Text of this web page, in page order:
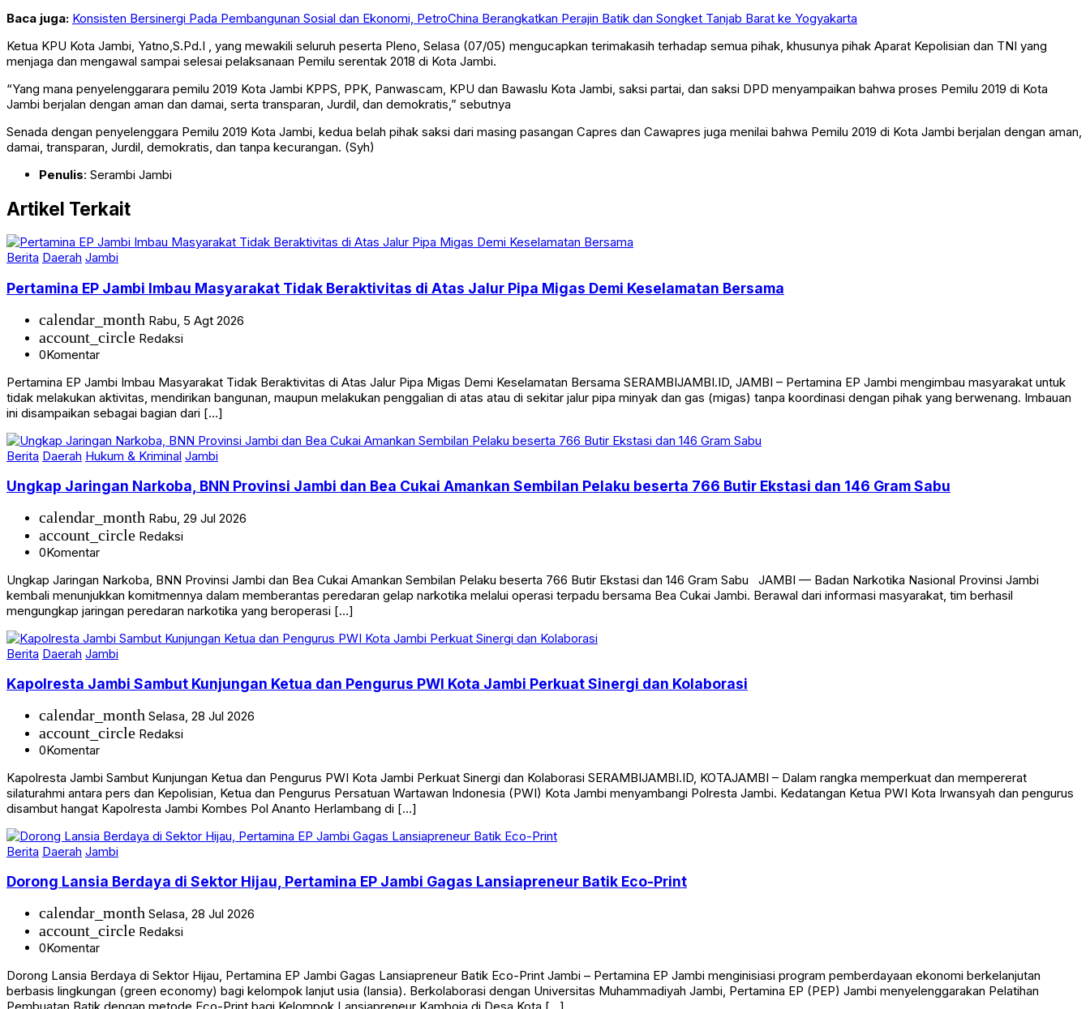
Baca juga: Konsisten Bersinergi Pada Pembangunan Sosial dan Ekonomi, PetroChina Berangkatkan Perajin Batik dan Songket Tanjab Barat ke Yogyakarta
Ketua KPU Kota Jambi, Yatno,S.Pd.I , yang mewakili seluruh peserta Pleno, Selasa (07/05) mengucapkan terimakasih terhadap semua pihak, khusunya pihak Aparat Kepolisian dan TNI yang
menjaga dan mengawal sampai selesai pelaksanaan Pemilu serentak 2018 di Kota Jambi.
“Yang mana penyelenggarara pemilu 2019 Kota Jambi KPPS, PPK, Panwascam, KPU dan Bawaslu Kota Jambi, saksi partai, dan saksi DPD menyampaikan bahwa proses Pemilu 2019 di Kota
Jambi berjalan dengan aman dan damai, serta transparan, Jurdil, dan demokratis,” sebutnya
Senada dengan penyelenggara Pemilu 2019 Kota Jambi, kedua belah pihak saksi dari masing pasangan Capres dan Cawapres juga menilai bahwa Pemilu 2019 di Kota Jambi berjalan dengan aman,
damai, transparan, Jurdil, demokratis, dan tanpa kecurangan. (Syh)
Penulis: Serambi Jambi
Artikel Terkait
Berita Daerah Jambi
Pertamina EP Jambi Imbau Masyarakat Tidak Beraktivitas di Atas Jalur Pipa Migas Demi Keselamatan Bersama
calendar_month Rabu, 5 Agt 2026
account_circle Redaksi
0Komentar
Pertamina EP Jambi Imbau Masyarakat Tidak Beraktivitas di Atas Jalur Pipa Migas Demi Keselamatan Bersama SERAMBIJAMBI.ID, JAMBI – Pertamina EP Jambi mengimbau masyarakat untuk
tidak melakukan aktivitas, mendirikan bangunan, maupun melakukan penggalian di atas atau di sekitar jalur pipa minyak dan gas (migas) tanpa koordinasi dengan pihak yang berwenang. Imbauan
ini disampaikan sebagai bagian dari […]
Berita Daerah Hukum & Kriminal Jambi
Ungkap Jaringan Narkoba, BNN Provinsi Jambi dan Bea Cukai Amankan Sembilan Pelaku beserta 766 Butir Ekstasi dan 146 Gram Sabu
calendar_month Rabu, 29 Jul 2026
account_circle Redaksi
0Komentar
Ungkap Jaringan Narkoba, BNN Provinsi Jambi dan Bea Cukai Amankan Sembilan Pelaku beserta 766 Butir Ekstasi dan 146 Gram Sabu JAMBI — Badan Narkotika Nasional Provinsi Jambi
kembali menunjukkan komitmennya dalam memberantas peredaran gelap narkotika melalui operasi terpadu bersama Bea Cukai Jambi. Berawal dari informasi masyarakat, tim berhasil
mengungkap jaringan peredaran narkotika yang beroperasi […]
Berita Daerah Jambi
Kapolresta Jambi Sambut Kunjungan Ketua dan Pengurus PWI Kota Jambi Perkuat Sinergi dan Kolaborasi
calendar_month Selasa, 28 Jul 2026
account_circle Redaksi
0Komentar
Kapolresta Jambi Sambut Kunjungan Ketua dan Pengurus PWI Kota Jambi Perkuat Sinergi dan Kolaborasi SERAMBIJAMBI.ID, KOTAJAMBI – Dalam rangka memperkuat dan mempererat
silaturahmi antara pers dan Kepolisian, Ketua dan Pengurus Persatuan Wartawan Indonesia (PWI) Kota Jambi menyambangi Polresta Jambi. Kedatangan Ketua PWI Kota Irwansyah dan pengurus
disambut hangat Kapolresta Jambi Kombes Pol Ananto Herlambang di […]
Berita Daerah Jambi
Dorong Lansia Berdaya di Sektor Hijau, Pertamina EP Jambi Gagas Lansiapreneur Batik Eco-Print
calendar_month Selasa, 28 Jul 2026
account_circle Redaksi
0Komentar
Dorong Lansia Berdaya di Sektor Hijau, Pertamina EP Jambi Gagas Lansiapreneur Batik Eco-Print Jambi – Pertamina EP Jambi menginisiasi program pemberdayaan ekonomi berkelanjutan
berbasis lingkungan (green economy) bagi kelompok lanjut usia (lansia). Berkolaborasi dengan Universitas Muhammadiyah Jambi, Pertamina EP (PEP) Jambi menyelenggarakan Pelatihan